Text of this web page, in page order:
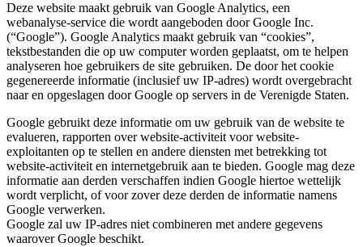
Deze website maakt gebruik van Google Analytics, een
webanalyse-service die wordt aangeboden door Google Inc.
(“Google”). Google Analytics maakt gebruik van “cookies”,
tekstbestanden die op uw computer worden geplaatst, om te helpen
analyseren hoe gebruikers de site gebruiken. De door het cookie
gegenereerde informatie (inclusief uw IP-adres) wordt overgebracht
naar en opgeslagen door Google op servers in de Verenigde Staten.
Google gebruikt deze informatie om uw gebruik van de website te
evalueren, rapporten over website-activiteit voor website-
exploitanten op te stellen en andere diensten met betrekking tot
website-activiteit en internetgebruik aan te bieden. Google mag deze
informatie aan derden verschaffen indien Google hiertoe wettelijk
wordt verplicht, of voor zover deze derden de informatie namens
Google verwerken.
Google zal uw IP-adres niet combineren met andere gegevens
waarover Google beschikt.